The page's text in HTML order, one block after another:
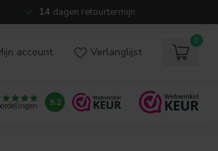
14 dagen retourtermijn
account Verlanglijst
0
9.2